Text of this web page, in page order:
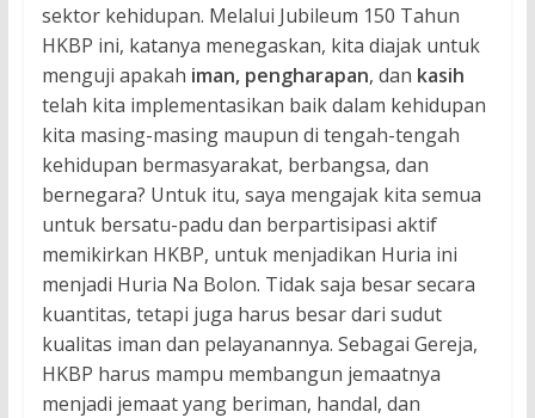
sektor kehidupan. Melalui Jubileum 150 Tahun
HKBP ini, katanya menegaskan, kita diajak untuk
menguji apakah iman, pengharapan, dan kasih
telah kita implementasikan baik dalam kehidupan
kita masing-masing maupun di tengah-tengah
kehidupan bermasyarakat, berbangsa, dan
bernegara? Untuk itu, saya mengajak kita semua
untuk bersatu-padu dan berpartisipasi aktif
memikirkan HKBP, untuk menjadikan Huria ini
menjadi Huria Na Bolon. Tidak saja besar secara
kuantitas, tetapi juga harus besar dari sudut
kualitas iman dan pelayanannya. Sebagai Gereja,
HKBP harus mampu membangun jemaatnya
menjadi jemaat yang beriman, handal, dan